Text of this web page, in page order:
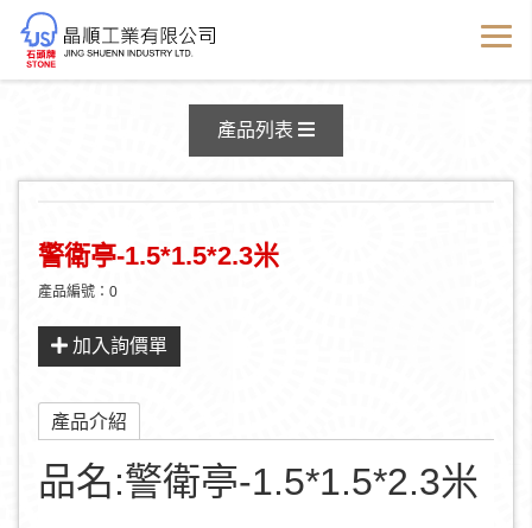
產品列表
警衛亭-1.5*1.5*2.3米
產品編號：0
加入詢價單
產品介紹
品名:警衛亭-1.5*1.5*2.3米